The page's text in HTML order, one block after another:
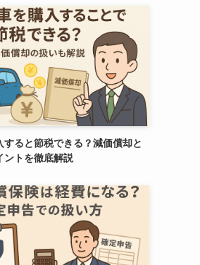
すると節税できる？減価償却と
ントを徹底解説